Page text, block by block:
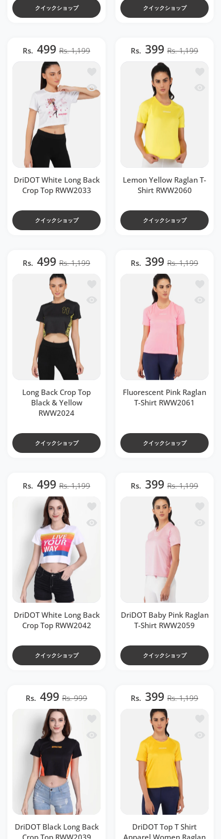
クイックショップ クイックショップ
Rs. 499 Rs. 1,199
ほしい物リストに追加する DriDOT
クイックビュー DriDOT White Long
DriDOT White Long Back
Crop Top RWW2033
クイックショップ
Rs. 399 Rs. 1,199
Lemon Yellow Raglan T-
Shirt RWW2060
クイックショップ
Rs. 499 Rs. 1,199
ほしい物リストに追加する Long Back
クイックビュー Long Back Crop Top
Long Back Crop Top
Black & Yellow
RWW2024
クイックショップ
Rs. 399 Rs. 1,199
Fluorescent Pink Raglan
T-Shirt RWW2061
クイックショップ
Rs. 499 Rs. 1,199
ほしい物リストに追加する DriDOT
クイックビュー DriDOT White Long
DriDOT White Long Back
Crop Top RWW2042
クイックショップ
Rs. 399 Rs. 1,199
DriDOT Baby Pink Raglan
T-Shirt RWW2059
クイックショップ
Rs. 499 Rs. 999
ほしい物リストに追加する DriDOT
クイックビュー DriDOT Black Long
DriDOT Black Long Back
Rs. 399 Rs. 1,199
DriDOT Top T Shirt